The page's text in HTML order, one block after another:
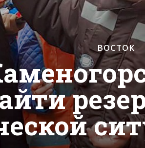
ВОСТОК